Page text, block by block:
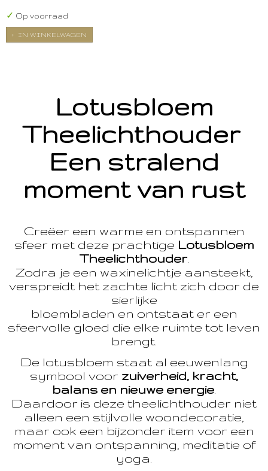
✓ Op voorraad
IN WINKELWAGEN
Lotusbloem
Theelichthouder
Een stralend
moment van rust
Creëer een warme en ontspannen
sfeer met deze prachtige Lotusbloem
Theelichthouder.
Zodra je een waxinelichtje aansteekt,
verspreidt het zachte licht zich door de
sierlijke
bloembladen en ontstaat er een
sfeervolle gloed die elke ruimte tot leven
brengt.
De lotusbloem staat al eeuwenlang
symbool voor zuiverheid, kracht,
balans en nieuwe energie
Daardoor is deze theelichthouder niet
alleen een stijlvolle woondecoratie,
maar ook een bijzonder item voor een
moment van ontspanning, meditatie of
yoga.